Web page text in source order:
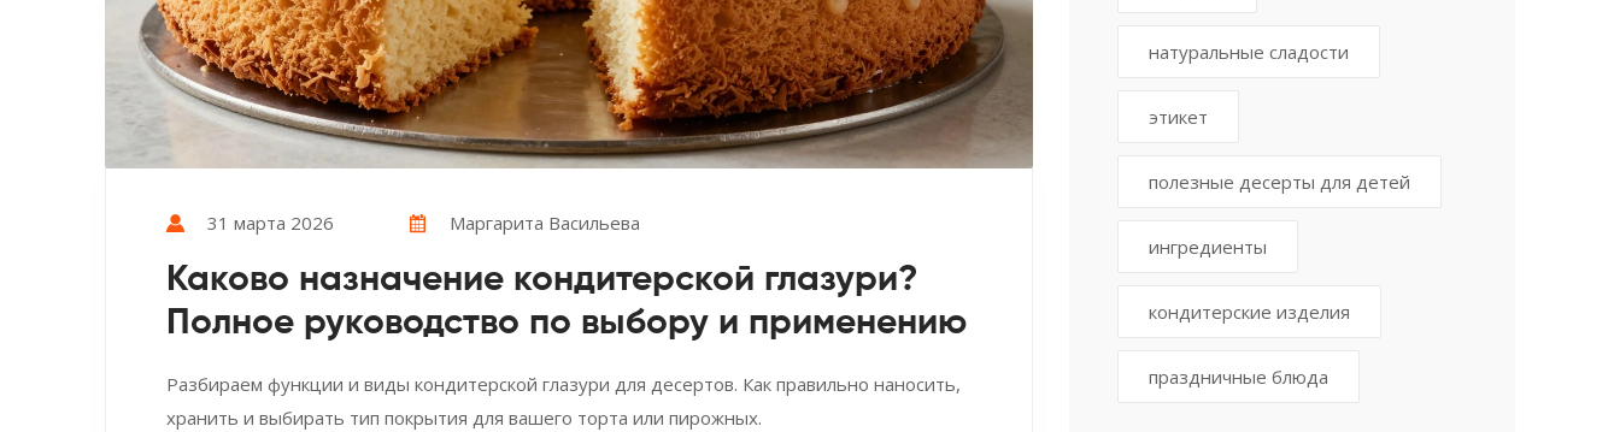
31 марта 2026 Маргарита Васильева
Каково назначение кондитерской глазури?
Полное руководство по выбору и применению
Разбираем функции и виды кондитерской глазури для десертов. Как правильно наносить,
хранить и выбирать тип покрытия для вашего торта или пирожных.
натуральные сладости
этикет
полезные десерты для детей
ингредиенты
кондитерские изделия
праздничные блюда